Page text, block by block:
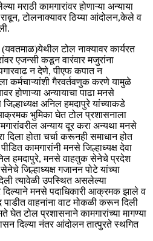
मराठी कामगारांवर होणाऱ्या अन्याया
टोलनाक्यावर ठिय्या आंदोलन,केले व
(यवतमाळ)येथील टोल नाक्यावर कार्यरत
एजन्सी कडून वारंवार मजुरांना
न देणे, पीएफ कपात न
कर्मचाऱ्यांशी गैरवर्तवणुक करणे यामुळे
होणाऱ्या अन्यायाचा पाढा मनसे
जिल्हाध्यक्ष अनिल हमदापुरे यांच्याकडे
भुमिका घेत टोल प्रशासनाला
अन्याय दूर करा अन्यथा मनसे
होता चर्चा करूनही समाधान होत
कामगारांनी मनसे जिल्हाध्यक्ष देवा
हमदापुरे, मनसे वाहतुक सेनेचे प्रदेश
जिल्हाध्यक्ष गजानन पोटे यांच्या
त्यावेळी उपस्थित असलेल्या
दिल्याने मनसे पदाधिकारी आक्रमक झाले व
वाहनांना वाट मोकळी करून दिली
टोल प्रशासनाने कामगारांच्या मागण्या
दिल्या नंतर आंदोलन तात्पुरते स्थगित